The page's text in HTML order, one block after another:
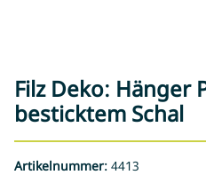
Filz Deko: Hänger
besticktem Schal
Artikelnummer: 4413